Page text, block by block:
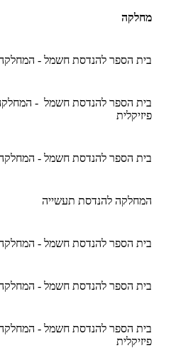
מחלקה
בית הספר להנדסת חשמל -
בית הספר להנדסת חשמל -
פיזיקלית
בית הספר להנדסת חשמל -
המחלקה להנדסת תעשייה
בית הספר להנדסת חשמל -
בית הספר להנדסת חשמל -
בית הספר להנדסת חשמל -
פיזיקלית